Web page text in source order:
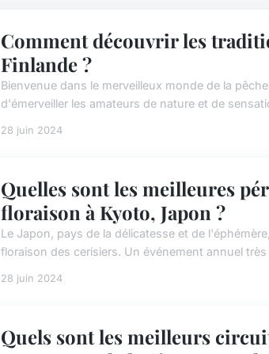
Comment découvrir les
Finlande ?
Bienvenue dans le merveilleux monde de la
d'émerveiller les amateurs de nature et de
28 juin 2024
Quelles sont les meilleures
floraison à Kyoto, Japon ?
Le Japon, pays de la délicatesse et de
floraison des cerisiers. Un événement annuel
28 juin 2024
Quels sont les meilleurs